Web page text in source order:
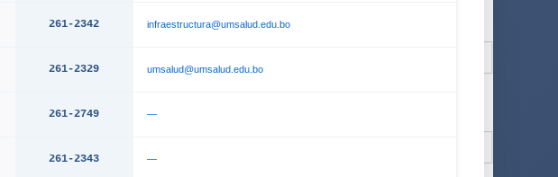
261-2342 infraestructura@umsalud.edu.bo
261-2329 umsalud@umsalud.edu.bo
261-2749 —
261-2343 —